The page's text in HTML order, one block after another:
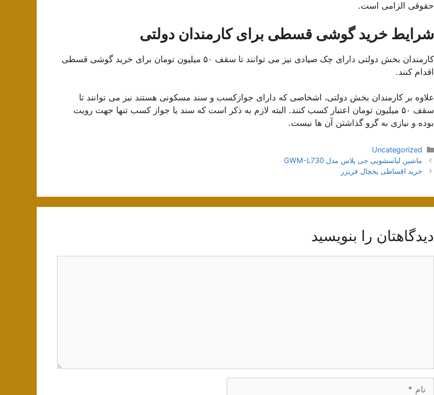
حقوقی الزامی است.
شرایط خرید گوشی قسطی برای کارمندان دولتی
کارمندان بخش دولتی دارای چک صیادی نیز می توانند تا سقف ۵۰ میلیون تومان برای خرید گوشی قسطی
اقدام کنند.
علاوه بر کارمندان بخش دولتی، اشخاصی که دارای جوازکسب و سند مسکونی هستند نیز می توانند تا
سقف ۵۰ میلیون تومان اعتبار کسب کنند. البته لازم به ذکر است که سند یا جواز کسب تنها جهت رویت
بوده و نیازی به گرو گذاشتن آن ها نیست.
دسته‌ها
Uncategorized
ناوبری
نوشته‌ها
ماشین لباسشویی جی پلاس مدل GWM-L730
خرید اقساطی یخچال فریزر
دیدگاهتان را بنویسید